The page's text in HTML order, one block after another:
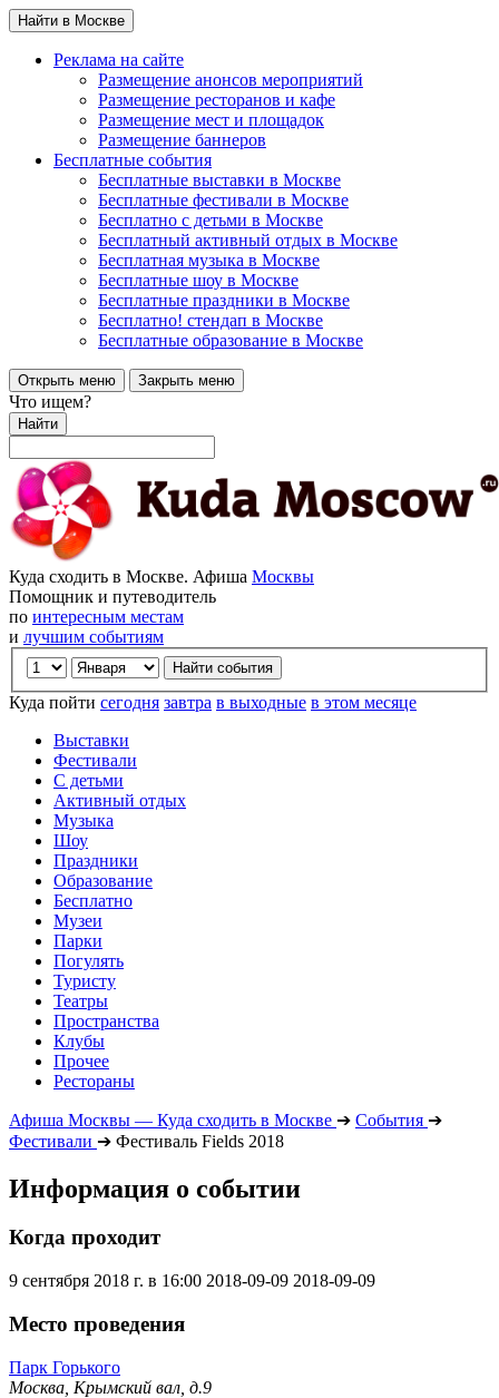
Найти в Москве
Реклама на сайте
Размещение анонсов мероприятий
Размещение ресторанов и кафе
Размещение мест и площадок
Размещение баннеров
Бесплатные события
Бесплатные выставки в Москве
Бесплатные фестивали в Москве
Бесплатно с детьми в Москве
Бесплатный активный отдых в Москве
Бесплатная музыка в Москве
Бесплатные шоу в Москве
Бесплатные праздники в Москве
Бесплатно! стендап в Москве
Бесплатные образование в Москве
Открыть меню Закрыть меню
Что ищем?
Найти
Куда сходить в Москве. Афиша Москвы
Помощник и путеводитель
по интересным местам
и лучшим событиям
Куда пойти сегодня завтра в выходные в этом месяце
Выставки
Фестивали
С детьми
Активный отдых
Музыка
Шоу
Праздники
Образование
Бесплатно
Музеи
Парки
Погулять
Туристу
Театры
Пространства
Клубы
Прочее
Рестораны
Афиша Москвы — Куда сходить в Москве ➔ События ➔
Фестивали ➔ Фестиваль Fields 2018
Информация о событии
Когда проходит
9 сентября 2018 г. в 16:00 2018-09-09 2018-09-09
Место проведения
Парк Горького
Москва, Крымский вал, д.9